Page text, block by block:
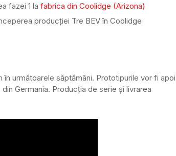
fazei 1 la fabrica din Coolidge (Arizona)
producției Tre BEV în Coolidge
următoarele săptămâni. Prototipurile vor fi apoi
Germania. Producția de serie și livrarea